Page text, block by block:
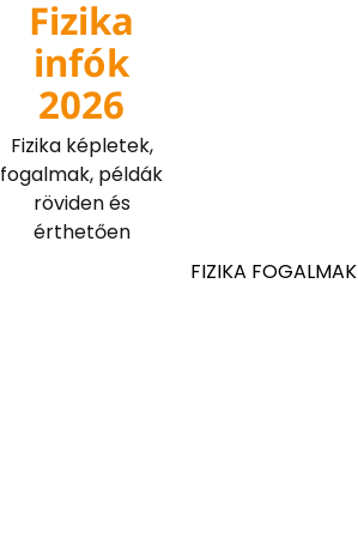
Fizika
infók
2026
Fizika képletek,
fogalmak, példák
röviden és
érthetően
FIZIKA FOGALMAK